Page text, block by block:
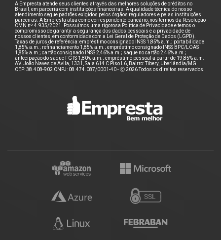
A Empresta atende seus clientes através das melhores soluções de créditos no
Brasil, em parceria com instituições financeiras. A qualidade técnica do nosso
atendimento segue padrões exigidos pelos órgãos reguladores e pelas instituições
parceiras. A Empresta atua como correspondente bancário, nos termos da Resolução
CMN nº 4.935/2021. Possuímos uma rigorosa Política de Privacidade e temos o
compromisso de garantir a segurança dos dados pessoais e a privacidade de
nossos clientes, em conformidade com a Lei Geral de Proteção de Dados (LGPD).
Taxas de juros de referência: empréstimo consignado INSS 1,85% a.m.; portabilidade
1,85% a.m.; refinanciamento 1,85% a.m.; empréstimo consignado INSS BPC/LOAS
1,85% a.m.; cartão consignado INSS 2,46% a.m.; saque no cartão 2,46% a.m.;
antecipação do saque FGTS 1,80% a.m.; empréstimo pessoal a partir de 19,85% a.m.
AV. João Naves de Avila, 1331, Sala 614 C Piso L6, Bairro: Tibery, Uberlândia/MG
CEP: 38.408-902 CNPJ: 08.474.087/0001-40 - ⓒ 2026 Todos os direitos reservados.